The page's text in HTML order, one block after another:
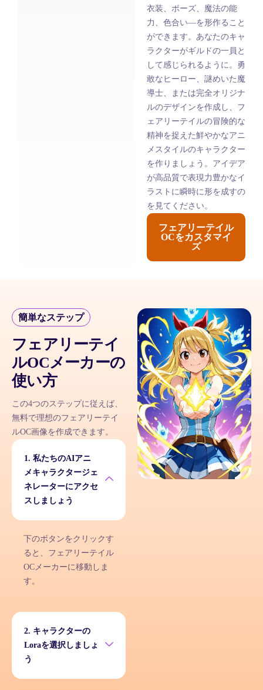
衣装、ポーズ、魔法の能
力、色合い—を形作ること
ができます。あなたのキャ
ラクターがギルドの一員と
して感じられるように。勇
敢なヒーロー、謎めいた魔
導士、または完全オリジナ
ルのデザインを作成し、フ
ェアリーテイルの冒険的な
精神を捉えた鮮やかなアニ
メスタイルのキャラクター
を作りましょう。アイデア
が高品質で表現力豊かなイ
ラストに瞬時に形を成すの
を見てください。
フェアリーテイル
OCをカスタマイ
ズ
簡単なステップ
フェアリーテイ
ルOCメーカーの
使い方
この4つのステップに従えば、
無料で理想のフェアリーテイ
ルOC画像を作成できます。
1. 私たちのAIアニ
メキャラクタージェ
ネレーターにアクセ
スしましょう
下のボタンをクリックす
ると、フェアリーテイル
OCメーカーに移動しま
す。
2. キャラクターの
Loraを選択しましょ
う